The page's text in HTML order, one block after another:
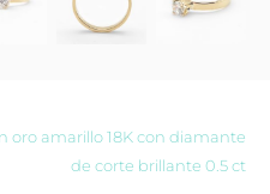
oro amarillo 18K con diamante
de corte brillante 0.5 ct